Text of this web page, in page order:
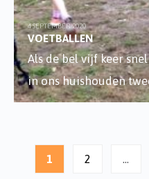
4 SEPTEMBER 2020
VOETBALLEN
Als de bel vijf keer
in ons huishouden
1
2 …